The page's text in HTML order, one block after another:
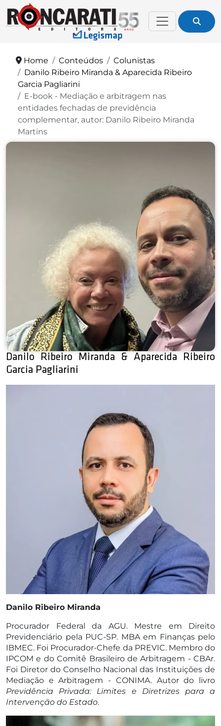
Home Conteúdos
Colunistas
Danilo Ribeiro Miranda & Aparecida Ribeiro
Garcia Pagliarini
E-book - Mediação e arbitragem nas
entidades fechadas de previdência
complementar, autor: Danilo Ribeiro Miranda
Martins
Danilo Ribeiro Miranda & Aparecida Ribeiro
Garcia Pagliarini
Danilo Ribeiro Miranda
Procurador Federal da AGU. Mestre em Direito
Previdenciário pela PUC-SP. MBA em Finanças pelo
IBMEC. Foi Procurador-Chefe da PREVIC. Membro do
IPCOM e do Comitê Brasileiro de Arbitragem - CBAr.
Foi Diretor do Conselho Nacional das Instituições de
Mediação e Arbitragem - CONIMA. Autor do livro
Previdência Privada: Limites e Diretrizes para a
Intervenção do Estado.